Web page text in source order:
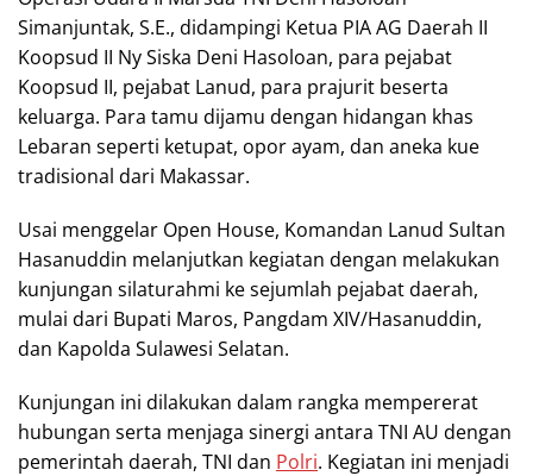
Simanjuntak, S.E., didampingi Ketua PIA AG Daerah II
Koopsud II Ny Siska Deni Hasoloan, para pejabat
Koopsud II, pejabat Lanud, para prajurit beserta
keluarga. Para tamu dijamu dengan hidangan khas
Lebaran seperti ketupat, opor ayam, dan aneka kue
tradisional dari Makassar.
Usai menggelar Open House, Komandan Lanud Sultan
Hasanuddin melanjutkan kegiatan dengan melakukan
kunjungan silaturahmi ke sejumlah pejabat daerah,
mulai dari Bupati Maros, Pangdam XIV/Hasanuddin,
dan Kapolda Sulawesi Selatan.
Kunjungan ini dilakukan dalam rangka mempererat
hubungan serta menjaga sinergi antara TNI AU dengan
pemerintah daerah, TNI dan Polri. Kegiatan ini menjadi